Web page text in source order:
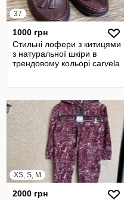
37
1000 грн
Стильні лофери з китицями
з натуральної шкіри в
трендовому кольорі carvela
XS, S, M
2000 грн